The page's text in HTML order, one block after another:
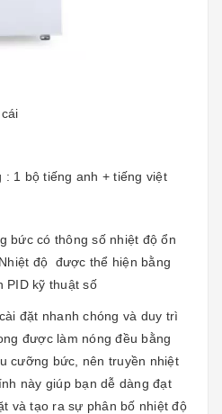
: 1 bộ tiếng anh + tiếng việt
bức có thông số nhiệt độ ổn
độ được thể hiện bằng
PID kỹ thuật số
đặt nhanh chóng và duy trì
được làm nóng đều bằng
cưỡng bức, nên truyền nhiệt
này giúp bạn dễ dàng đạt
và tạo ra sự phân bố nhiệt độ